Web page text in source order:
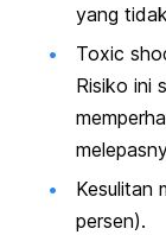
yang
Toxic
Risiko ini
Kesulitan
persen).